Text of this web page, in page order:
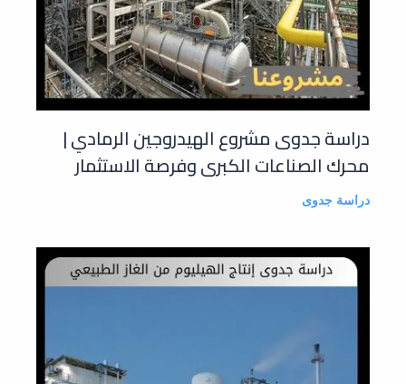
دراسة جدوى مشروع الهيدروجين الرمادي |
محرك الصناعات الكبرى وفرصة الاستثمار
دراسة جدوى